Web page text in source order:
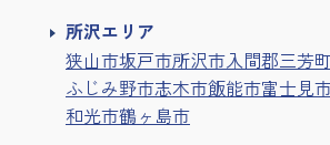
所沢エリア
狭山市坂戸市所沢市入間郡三芳
ふじみ野市志木市飯能市富士見
和光市鶴ヶ島市